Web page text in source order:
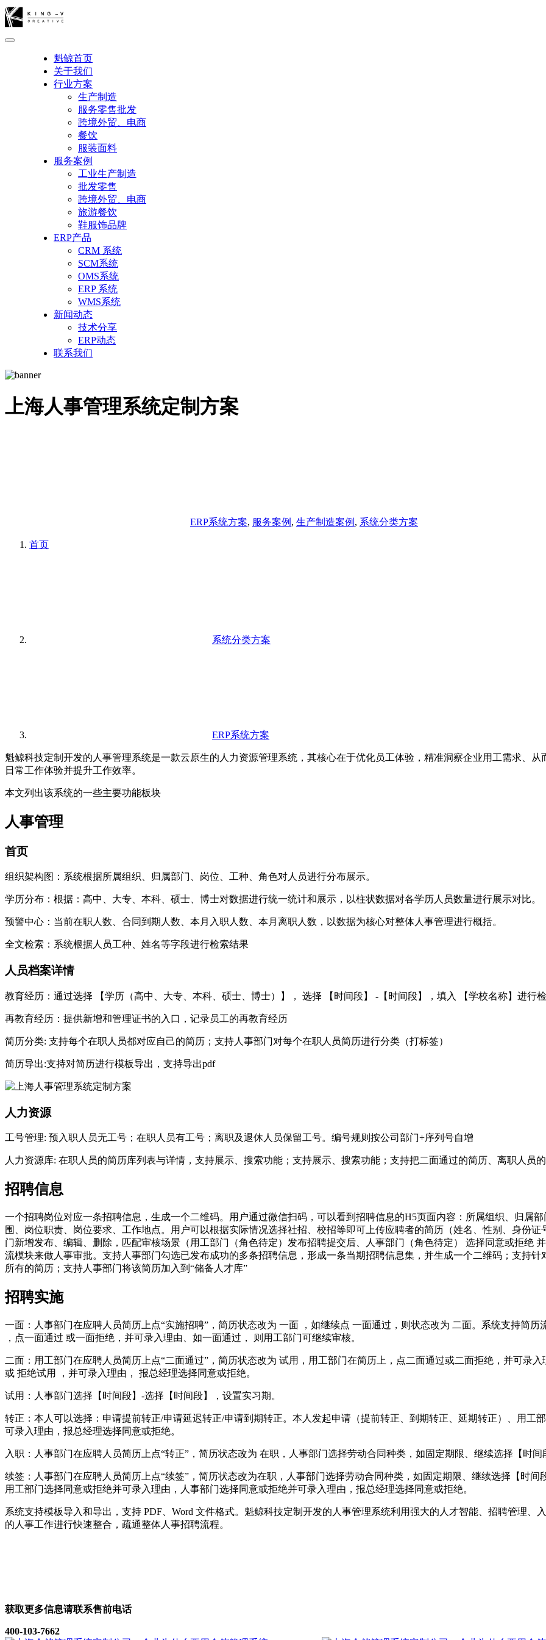
魁鲸首页
关于我们
行业方案
生产制造
服务零售批发
跨境外贸、电商
餐饮
服装面料
服务案例
工业生产制造
批发零售
跨境外贸、电商
旅游餐饮
鞋服饰品牌
ERP产品
CRM 系统
SCM系统
OMS系统
ERP 系统
WMS系统
新闻动态
技术分享
ERP动态
联系我们
上海人事管理系统定制方案
ERP系统方案, 服务案例 , 生产制造案例 , 系统分类方案
首页
系统分类方案
ERP系统方案
魁鲸科技定制开发的人事管理系统是一款云原生的人力资源管理系统，其核心在于优化员工体验，精准洞察企业用工需求、
日常工作体验并提升工作效率。
本文列出该系统的一些主要功能板块
人事管理
首页
组织架构图：系统根据所属组织、归属部门、岗位、工种、角色对人员进行分布展示。
学历分布：根据：高中、大专、本科、硕士、博士对数据进行统一统计和展示，以柱状数据对各学历人员数量进行展示对比。
预警中心：当前在职人数、合同到期人数、本月入职人数、本月离职人数，以数据为核心对整体人事管理进行概括。
全文检索：系统根据人员工种、姓名等字段进行检索结果
人员档案详情
教育经历：通过选择 【学历（高中、大专、本科、硕士、博士）】， 选择 【时间段】 -【时间段】，填入 【学校名称】进行
再教育经历：提供新增和管理证书的入口，记录员工的再教育经历
简历分类: 支持每个在职人员都对应自己的简历；支持人事部门对每个在职人员简历进行分类（打标签）
简历导出:支持对简历进行模板导出，支持导出pdf
人力资源
工号管理: 预入职人员无工号；在职人员有工号；离职及退休人员保留工号。编号规则按公司部门+序列号自增
人力资源库: 在职人员的简历库列表与详情，支持展示、搜索功能；支持展示、搜索功能；支持把二面通过的简历、离职人员
招聘信息
一个招聘岗位对应一条招聘信息，生成一个二维码。用户通过微信扫码，可以看到招聘信息的H5页面内容：所属组织、归属
围、岗位职责、岗位要求、工作地点。用户可以根据实际情况选择社招、校招等即可上传应聘者的简历（姓名、性别、身份
门新增发布、编辑、删除，匹配审核场景（用工部门（角色待定）发布招聘提交后、人事部门（角色待定） 选择同意或拒绝
流模块来做人事审批。支持人事部门勾选已发布成功的多条招聘信息，形成一条当期招聘信息集，并生成一个二维码；支持
所有的简历；支持人事部门将该简历加入到“储备人才库”
招聘实施
一面：人事部门在应聘人员简历上点“实施招聘”，简历状态改为 一面 ，如继续点 一面通过，则状态改为 二面。系统支持简
，点一面通过 或一面拒绝，并可录入理由、如一面通过， 则用工部门可继续审核。
二面：用工部门在应聘人员简历上点“二面通过”，简历状态改为 试用，用工部门在简历上，点二面通过或二面拒绝，并可录
或 拒绝试用 ，并可录入理由， 报总经理选择同意或拒绝。
试用：人事部门选择【时间段】-选择【时间段】，设置实习期。
转正：本人可以选择：申请提前转正/申请延迟转正/申请到期转正。本人发起申请（提前转正、到期转正、延期转正）、用工
可录入理由，报总经理选择同意或拒绝。
入职：人事部门在应聘人员简历上点“转正”，简历状态改为 在职，人事部门选择劳动合同种类，如固定期限、继续选择【时
续签：人事部门在应聘人员简历上点“续签”，简历状态改为在职，人事部门选择劳动合同种类，如固定期限、继续选择【时
用工部门选择同意或拒绝并可录入理由，人事部门选择同意或拒绝并可录入理由，报总经理选择同意或拒绝。
系统支持模板导入和导出，支持 PDF、Word 文件格式。魁鲸科技定制开发的人事管理系统利用强大的人才智能、招聘管理
的人事工作进行快速整合，疏通整体人事招聘流程。
获取更多信息请联系售前电话
400-103-7662